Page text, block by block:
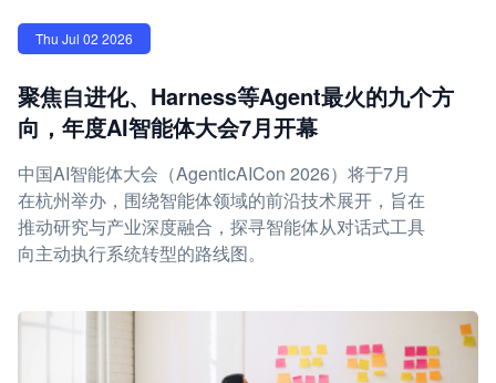
Thu Jul 02 2026
聚焦自进化、Harness等Agent最火的九个方
向，年度AI智能体大会7月开幕
中国AI智能体大会（AgenticAICon 2026）将于7月
在杭州举办，围绕智能体领域的前沿技术展开，旨在
推动研究与产业深度融合，探寻智能体从对话式工具
向主动执行系统转型的路线图。